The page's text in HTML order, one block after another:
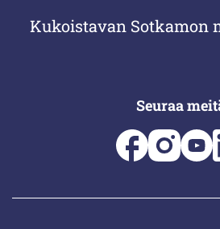
Kukoistavan Sotkamon
Seuraa